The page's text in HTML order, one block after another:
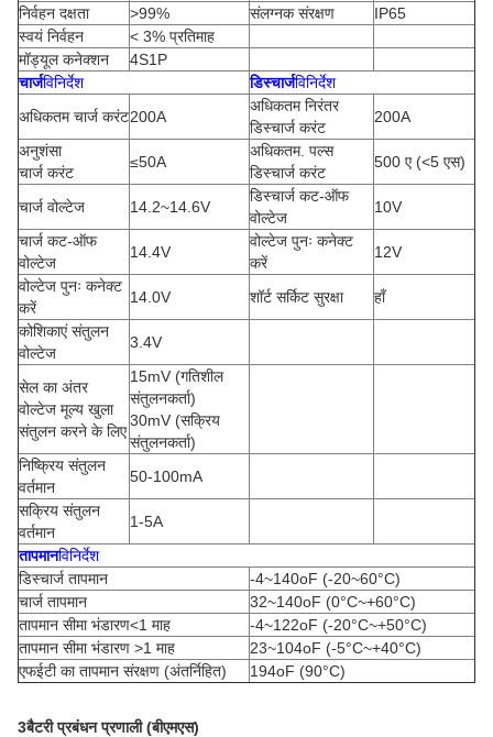
निर्वहन दक्षता
>99% संलग्नक संरक्षण
IP65
स्वयं निर्वहन
< 3% प्रतिमाह
मॉड्यूल कनेक्शन
4S1P
चार्जविनिर्देश डिस्चार्जविनिर्देश
अधिकतम चार्ज करंट200A
अधिकतम निरंतर
डिस्चार्ज करंट
200A
अनुशंसा
चार्ज करंट
≤50A
अधिकतम. पल्स
डिस्चार्ज करंट
500 ए (<5 एस)
चार्ज वोल्टेज 14.2~14.6V
डिस्चार्ज कट-ऑफ
वोल्टेज
10V
चार्ज कट-ऑफ
वोल्टेज
14.4V
वोल्टेज पुनः कनेक्ट
करें
12V
वोल्टेज पुनः कनेक्ट
करें
14.0V शॉर्ट सर्किट सुरक्षा
हाँ
कोशिकाएं संतुलन
वोल्टेज
3.4V
सेल का अंतर
वोल्टेज मूल्य खुला
संतुलन करने के लिए
15mV (गतिशील
संतुलनकर्ता)
30mV (सक्रिय
संतुलनकर्ता)
निष्क्रिय संतुलन
वर्तमान
50-100mA
सक्रिय संतुलन
वर्तमान
1-5A
तापमानविनिर्देश
डिस्चार्ज तापमान
-4~140oF (-20~60°C)
चार्ज तापमान
32~140oF (0°C~+60°C)
तापमान सीमा भंडारण<1 माह
-4~122oF (-20°C~+50°C)
तापमान सीमा भंडारण >1 माह
23~104oF (-5°C~+40°C)
एफईटी का तापमान संरक्षण (अंतर्निहित)
194oF (90°C)
3बैटरी प्रबंधन प्रणाली (बीएमएस)